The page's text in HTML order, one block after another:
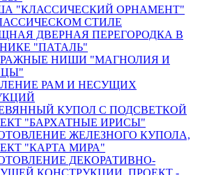
"КЛАССИЧЕСКИЙ ОРНАМЕНТ"
СТИЛЕ
ДВЕРНАЯ ПЕРЕГОРОДКА В
"ПАТАЛЬ"
НИШИ "МАГНОЛИЯ И
РАМ И НЕСУЩИХ
КУПОЛ С ПОДСВЕТКОЙ
"БАРХАТНЫЕ ИРИСЫ"
ЖЕЛЕЗНОГО КУПОЛА,
"КАРТА МИРА"
ДЕКОРАТИВНО-
КОНСТРУКЦИИ, ПРОЕКТ -